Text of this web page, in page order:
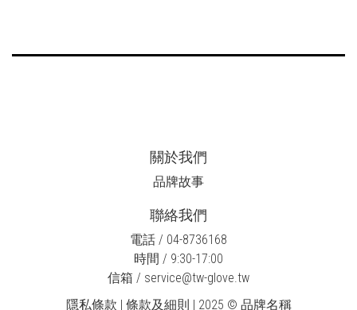
關於我們
品牌故事
聯絡我們
電話 / 04-8736168
時間 / 9:30-17:00
信箱 / service@tw-glove.tw
隱私條款 | 條款及細則 | 2025 © 品牌名稱